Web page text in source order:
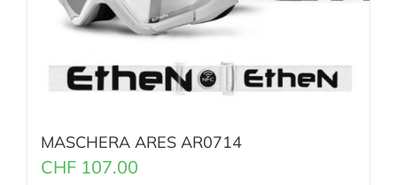
MASCHERA ARES AR0714
CHF 107.00